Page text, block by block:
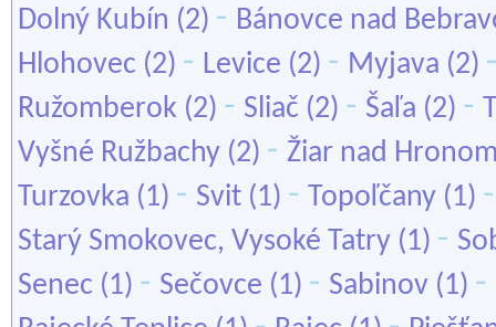
Dolný Kubín (2) - Bánovce nad
Hlohovec (2) - Levice (2) - Myjava (2)
Ružomberok (2) - Sliač (2) - Šaľa (2) -
Vyšné Ružbachy (2) - Žiar nad
Turzovka (1) - Svit (1) - Topoľčany (1)
Starý Smokovec, Vysoké Tatry (1) -
Senec (1) - Sečovce (1) - Sabinov (1) -